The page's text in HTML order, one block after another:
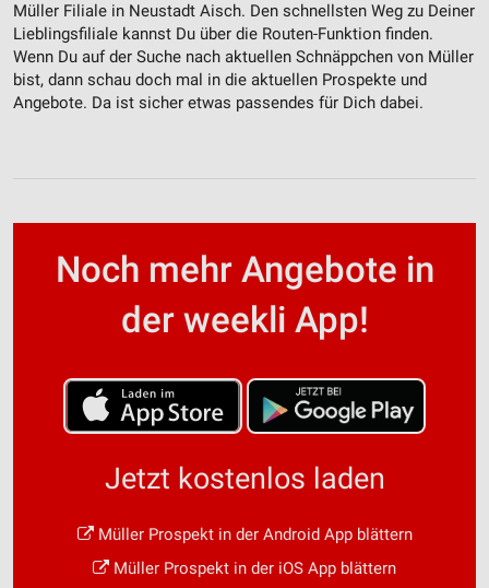
Müller Filiale in Neustadt Aisch. Den schnellsten Weg zu Deiner
Lieblingsfiliale kannst Du über die Routen-Funktion finden.
Wenn Du auf der Suche nach aktuellen Schnäppchen von Müller
bist, dann schau doch mal in die aktuellen Prospekte und
Angebote. Da ist sicher etwas passendes für Dich dabei.
Noch mehr Angebote in
der weekli App!
Jetzt kostenlos laden
Müller Prospekt in der Android App blättern
Müller Prospekt in der iOS App blättern